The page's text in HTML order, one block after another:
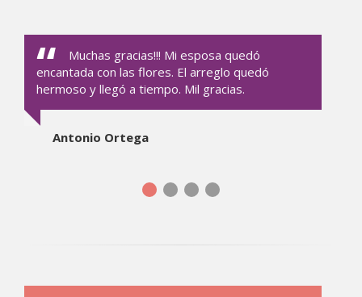
Muchas gracias!!! Mi esposa quedó
encantada con las flores. El arreglo quedó
hermoso y llegó a tiempo. Mil gracias.
Antonio Ortega